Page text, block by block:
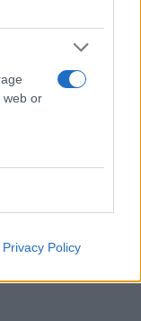
web or
Privacy Policy